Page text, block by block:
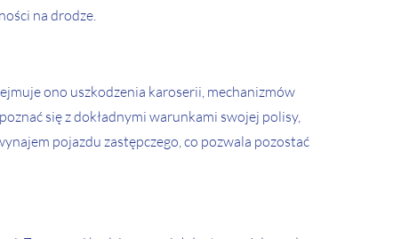
na drodze.
ono uszkodzenia karoserii, mechanizmów
się z dokładnymi warunkami swojej polisy,
pojazdu zastępczego, co pozwala pozostać